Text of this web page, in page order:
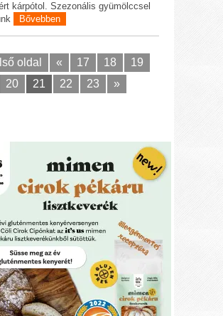
kárpótol. Szezonális gyümölccsel
Bővebben
oldal « 17 18
19
20
21 22 23 »